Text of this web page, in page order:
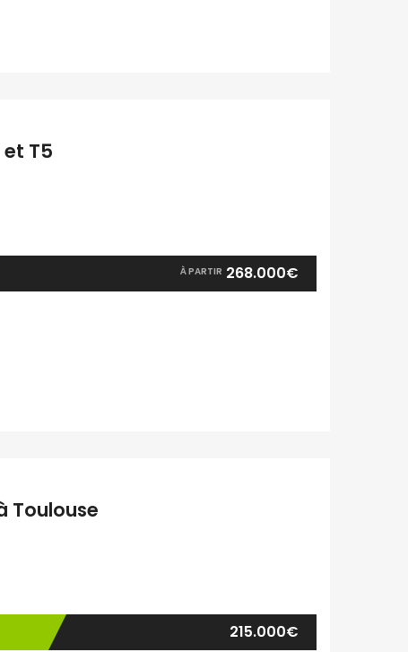
T5
À PARTIR 268.000€
Toulouse
215.000€